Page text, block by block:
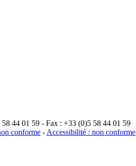
44 01 59 - Fax : +33 (0)5 58 44 01 59
conforme -Accessibilité : non conforme